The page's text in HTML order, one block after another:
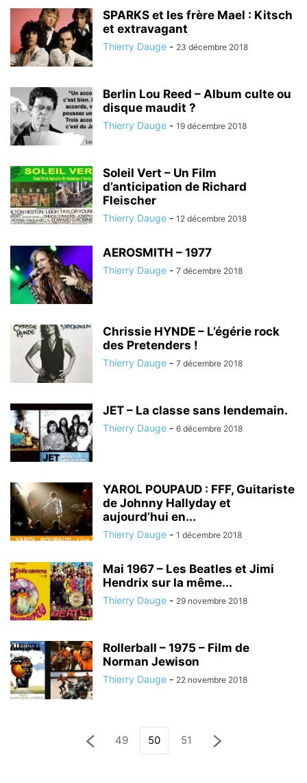
SPARKS et les frère Mael : Kitsch
et extravagant
Thierry Dauge - 23 décembre 2018
Berlin Lou Reed – Album culte ou
disque maudit ?
Thierry Dauge - 19 décembre 2018
Soleil Vert – Un Film
d’anticipation de Richard
Fleischer
Thierry Dauge - 12 décembre 2018
AEROSMITH – 1977
Thierry Dauge - 7 décembre 2018
Chrissie HYNDE – L’égérie rock
des Pretenders !
Thierry Dauge - 7 décembre 2018
JET – La classe sans lendemain.
Thierry Dauge - 6 décembre 2018
YAROL POUPAUD : FFF, Guitariste
de Johnny Hallyday et
aujourd’hui en...
Thierry Dauge - 1 décembre 2018
Mai 1967 – Les Beatles et Jimi
Hendrix sur la même...
Thierry Dauge - 29 novembre 2018
Rollerball – 1975 – Film de
Norman Jewison
Thierry Dauge - 22 novembre 2018
49 50 51